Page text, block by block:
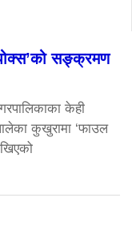
सङ्क्रमण
केही
कुखुरामा ‘फाउल